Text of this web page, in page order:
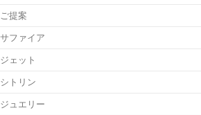
ご提案
サファイア
ジェット
シトリン
ジュエリー